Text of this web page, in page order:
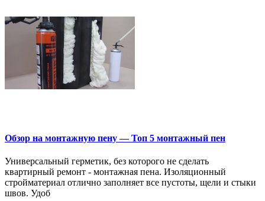
Обзор на монтажную пену — Топ 5 монтажный пен
Универсальный герметик, без которого не сделать
квартирный ремонт - монтажная пена. Изоляционный
стройматериал отлично заполняет все пустоты, щели и стыки
швов. Удоб